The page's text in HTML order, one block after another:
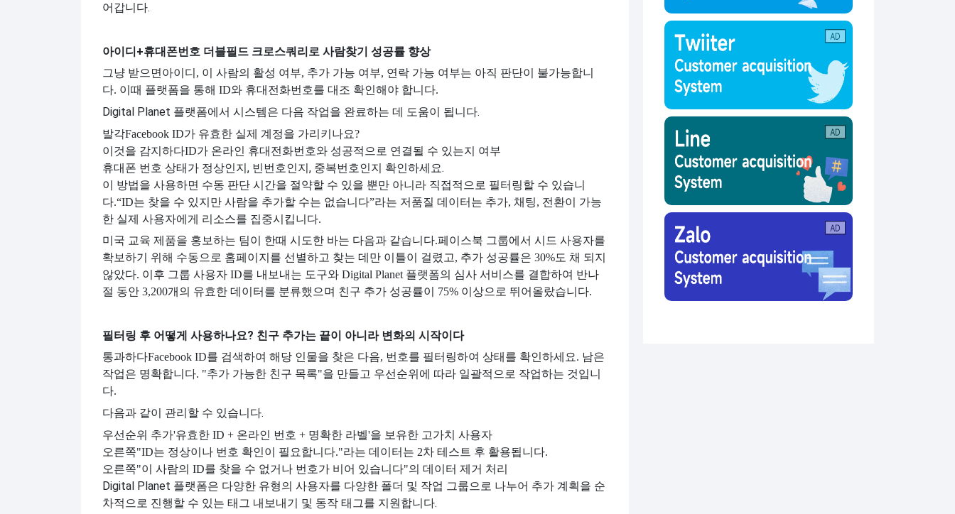
어갑니다.
아이디+휴대폰번호 더블필드 크로스쿼리로 사람찾기 성공률 향상
그냥 받으면 아이디, 이 사람의 활성 여부, 추가 가능 여부, 연락 가능 여부는 아직 판단이 불가능합니
다. 이때 플랫폼을 통해 ID와 휴대전화번호를 대조 확인해야 합니다.
Digital Planet 플랫폼에서 시스템은 다음 작업을 완료하는 데 도움이 됩니다.
발각Facebook ID가 유효한 실제 계정을 가리키나요?
이것을 감지하다ID가 온라인 휴대전화번호와 성공적으로 연결될 수 있는지 여부
휴대폰 번호 상태가 정상인지, 빈번호인지, 중복번호인지 확인하세요.
이 방법을 사용하면 수동 판단 시간을 절약할 수 있을 뿐만 아니라 직접적으로 필터링할 수 있습니
다.“ID는 찾을 수 있지만 사람을 추가할 수는 없습니다”라는 저품질 데이터는 추가, 채팅, 전환이 가능
한 실제 사용자에게 리소스를 집중시킵니다.
미국 교육 제품을 홍보하는 팀이 한때 시도한 바는 다음과 같습니다.페이스북 그룹에서 시드 사용자를
확보하기 위해 수동으로 홈페이지를 선별하고 찾는 데만 이틀이 걸렸고, 추가 성공률은 30%도 채 되지
않았다. 이후 그룹 사용자 ID를 내보내는 도구와 Digital Planet 플랫폼의 심사 서비스를 결합하여 반나
절 동안 3,200개의 유효한 데이터를 분류했으며 친구 추가 성공률이 75% 이상으로 뛰어올랐습니다.
필터링 후 어떻게 사용하나요? 친구 추가는 끝이 아니라 변화의 시작이다
통과하다Facebook ID를 검색하여 해당 인물을 찾은 다음, 번호를 필터링하여 상태를 확인하세요. 남은
작업은 명확합니다. "추가 가능한 친구 목록"을 만들고 우선순위에 따라 일괄적으로 작업하는 것입니
다.
다음과 같이 관리할 수 있습니다.
우선순위 추가'유효한 ID + 온라인 번호 + 명확한 라벨'을 보유한 고가치 사용자
오른쪽"ID는 정상이나 번호 확인이 필요합니다."라는 데이터는 2차 테스트 후 활용됩니다.
오른쪽"이 사람의 ID를 찾을 수 없거나 번호가 비어 있습니다"의 데이터 제거 처리
Digital Planet 플랫폼은 다양한 유형의 사용자를 다양한 폴더 및 작업 그룹으로 나누어 추가 계획을 순
차적으로 진행할 수 있는 태그 내보내기 및 동작 태그를 지원합니다.